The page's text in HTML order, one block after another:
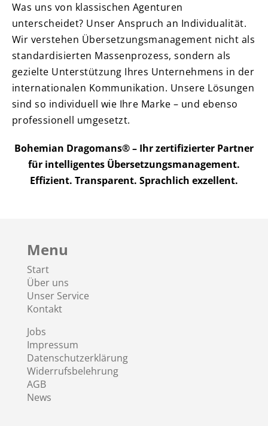
Was uns von klassischen Agenturen
unterscheidet? Unser Anspruch an Individualität.
Wir verstehen Übersetzungsmanagement nicht als
standardisierten Massenprozess, sondern als
gezielte Unterstützung Ihres Unternehmens in der
internationalen Kommunikation. Unsere Lösungen
sind so individuell wie Ihre Marke – und ebenso
professionell umgesetzt.
Bohemian Dragomans® – Ihr zertifizierter Partner
für intelligentes Übersetzungsmanagement.
Effizient. Transparent. Sprachlich exzellent.
Menu
Start
Über uns
Unser Service
Kontakt
Jobs
Impressum
Datenschutzerklärung
Widerrufsbelehrung
AGB
News